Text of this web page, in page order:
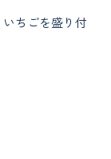
ちごを盛り付